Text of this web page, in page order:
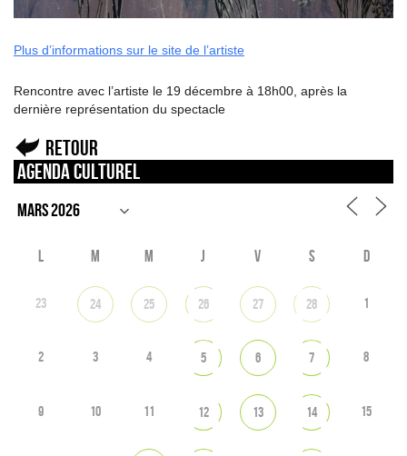
Plus d’informations sur le site de l’artiste
Rencontre avec l’artiste le 19 décembre à 18h00, après la
dernière représentation du spectacle
Retour
Agenda culturel
L M M J V S D
23 24 25 26 27 28 1
2 3 4 5 6 7 8
9 10 11 12 13 14 15